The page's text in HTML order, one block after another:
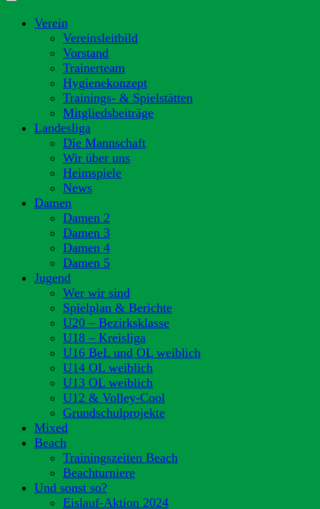
Verein
Vereinsleitbild
Vorstand
Trainerteam
Hygienekonzept
Trainings- & Spielstätten
Mitgliedsbeiträge
Landesliga
Die Mannschaft
Wir über uns
Heimspiele
News
Damen
Damen 2
Damen 3
Damen 4
Damen 5
Jugend
Wer wir sind
Spielplan & Berichte
U20 – Bezirksklasse
U18 – Kreisliga
U16 BeL und OL weiblich
U14 OL weiblich
U13 OL weiblich
U12 & Volley-Cool
Grundschulprojekte
Mixed
Beach
Trainingszeiten Beach
Beachturniere
Und sonst so?
Eislauf-Aktion 2024